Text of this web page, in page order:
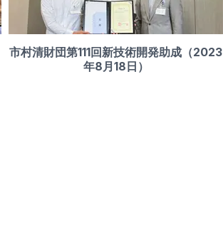
市村清財団第111回新技術開発助成（2023
年8月18日）